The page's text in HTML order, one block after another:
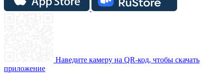
Наведите камеру на QR-код, чтобы скачать
приложение